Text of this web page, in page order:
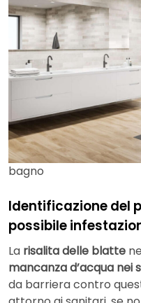
bagno
Identificazione del
possibile
La risalita delle blatte
mancanza d’acqua nei
da barriera contro